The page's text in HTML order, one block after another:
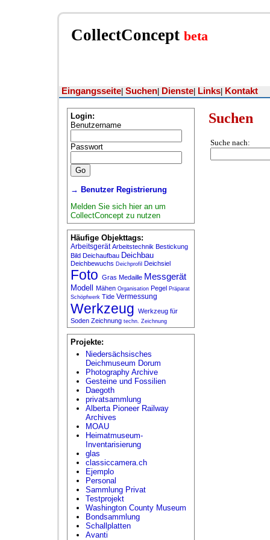
CollectConcept beta
Eingangsseite Suchen Dienste Links Kontakt
Login:
Benutzername
Passwort
→ Benutzer Registrierung
Melden Sie sich hier an um
CollectConcept zu nutzen
Häufige Objekttags:
ArbeitsgerätArbeitstechnik Bestickung
Bild Deichaufbau Deichbau
Deichbewuchs Deichprofil Deichsiel
Foto Gras Medaille Messgerät
Modell Mähen Organisation Pegel Präparat
Schöpfwerk Tide Vermessung
Werkzeug Werkzeug für
Soden Zeichnung techn. Zeichnung
Projekte:
Niedersächsisches
Deichmuseum Dorum
Photography Archive
Gesteine und Fossilien
Daegoth
privatsammlung
Alberta Pioneer Railway
Archives
MOAU
Heimatmuseum-
Inventarisierung
glas
classiccamera.ch
Ejemplo
Personal
Sammlung Privat
Testprojekt
Washington County Museum
Bondsammlung
Schallplatten
Avanti
Suchen
Suche nach: